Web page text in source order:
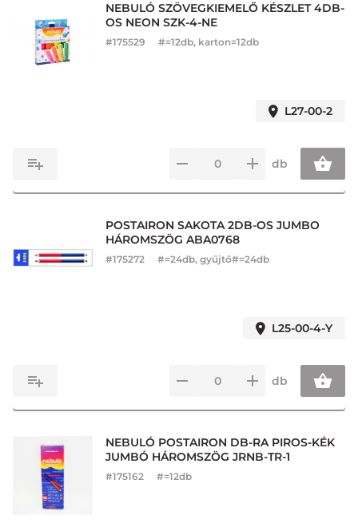
NEBULÓ SZÖVEGKIEMELŐ KÉSZLET 4DB-
OS NEON SZK-4-NE
#175529 #=12db, karton=12db
L27-00-2
db
POSTAIRON SAKOTA 2DB-OS JUMBO
HÁROMSZÖG ABA0768
#175272 #=24db, gyűjtő#=24db
L25-00-4-Y
db
NEBULÓ POSTAIRON DB-RA PIROS-KÉK
JUMBÓ HÁROMSZÖG JRNB-TR-1
#175162 #=12db